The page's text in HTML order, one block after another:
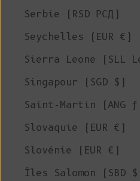
Serbie (RSD РСД)
Seychelles (EUR €)
Sierra Leone (SLL
Singapour (SGD $)
Saint-Martin (ANG
Slovaquie (EUR €)
Slovénie (EUR €)
Îles Salomon (SBD